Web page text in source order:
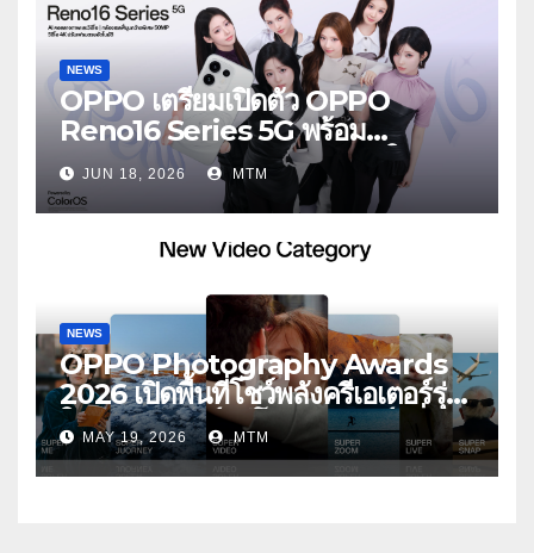
NEWS
OPPO เตรียมเปิดตัว OPPO
Reno16 Series 5G พร้อม
ประกาศ BABYMONSTER ใน
ฐานะ Reno Girls ชวนสัมผัส
ประสบการณ์ถ่ายภาพมุมกว้างพิเศษที่
อัปเกรดไปอีกขั้น กับ 4 สี 4 เทรนดี้
JUN 18, 2026 MTM
NEWS
OPPO Photography Awards
2026 เปิดพื้นที่โชว์พลังครีเอเตอร์รุ่น
ใหม่ รับเทรนด์วิดีโอคอนเทนต์ เพิ่ม
หมวด “Super Video” ครั้งแรก
MAY 19, 2026 MTM